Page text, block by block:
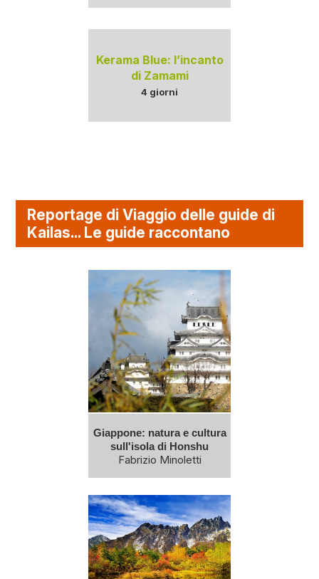
Kerama Blue: l’incanto
di Zamami
4 giorni
Reportage di Viaggio delle guide di
Kailas... Le guide raccontano
Giappone: natura e cultura
sull'isola di Honshu
Fabrizio Minoletti